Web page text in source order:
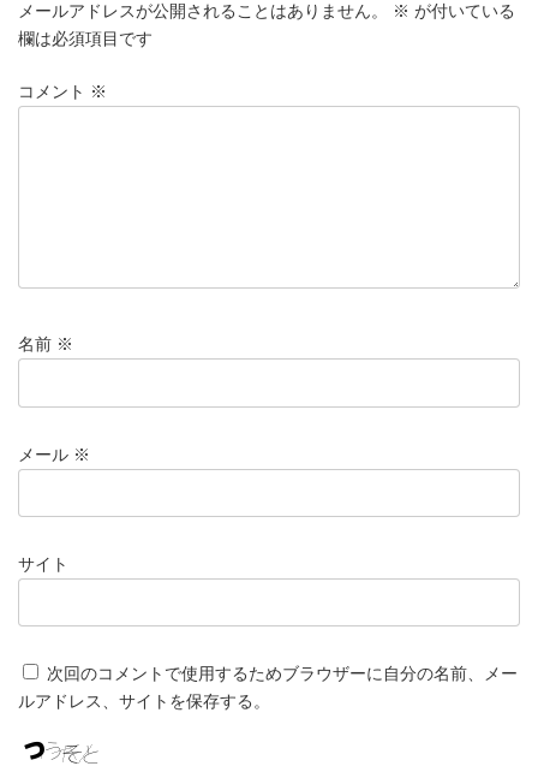
メールアドレスが公開されることはありません。 ※ が付いている
欄は必須項目です
コメント ※
名前 ※
メール ※
サイト
次回のコメントで使用するためブラウザーに自分の名前、メー
ルアドレス、サイトを保存する。